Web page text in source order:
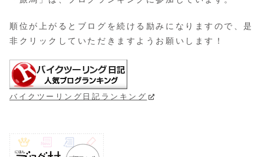
順位が上がるとブログを続ける励みになりますので、是
非クリックしていただきますようお願いします！
バイクツーリング日記ランキング